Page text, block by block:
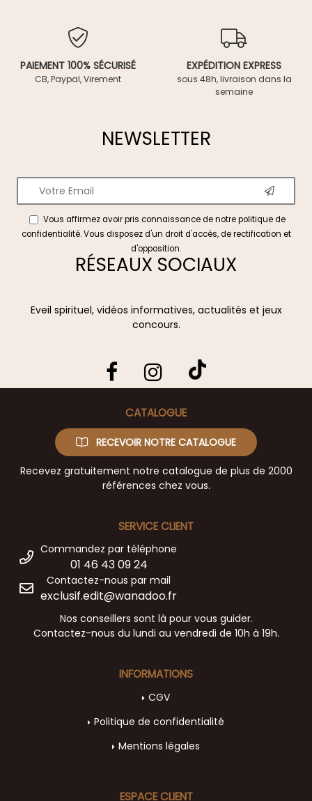
PAIEMENT 100% SÉCURISÉ
CB, Paypal, Virement
EXPÉDITION EXPRESS
sous 48h, livraison dans la
semaine
NEWSLETTER
Vous affirmez avoir pris connaissance de notrepolitique de
confidentialité. Vous disposez d'un droit d'accès, de rectification et
d'opposition.
RÉSEAUX SOCIAUX
Eveil spirituel, vidéos informatives, actualités et jeux
concours.
CATALOGUE
RECEVOIR NOTRE CATALOGUE
Recevez gratuitement notre catalogue de plus de 2000
références chez vous.
SERVICE CLIENT
Commandez par téléphone
01 46 43 09 24
Contactez-nous par mail
exclusif.edit@wanadoo.fr
Nos conseillers sont là pour vous guider.
Contactez-nous du lundi au vendredi de 10h à 19h.
INFORMATIONS
CGV
Politique de confidentialité
Mentions légales
ESPACE CLIENT